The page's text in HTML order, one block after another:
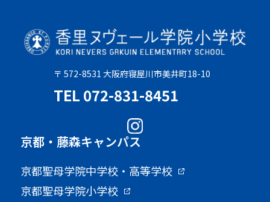
〒 572-8531 大阪府寝屋川市美井町18-10
TEL 072-831-8451
京都・藤森キャンパス
京都聖母学院中学校・高等学校
京都聖母学院小学校